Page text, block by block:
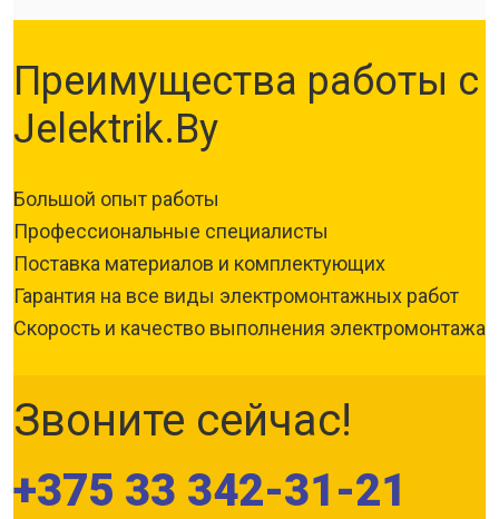
Преимущества работы с
Jelektrik.By
Большой опыт работы
Профессиональные специалисты
Поставка материалов и комплектующих
Гарантия на все виды электромонтажных работ
Скорость и качество выполнения электромонтажа
Звоните сейчас!
+375 33 342-31-21